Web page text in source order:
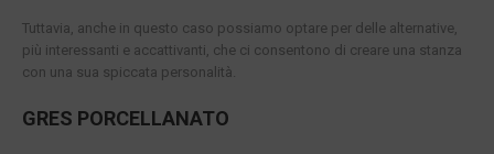
Tuttavia, anche in questo caso possiamo optare per delle alternative,
più interessanti e accattivanti, che ci consentono di creare una stanza
con una sua spiccata personalità.
GRES PORCELLANATO